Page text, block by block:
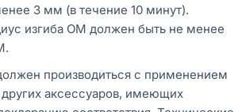
3 мм (в течение 10 минут).
изгиба ОМ должен быть не менее
производиться с применением
аксессуаров, имеющих